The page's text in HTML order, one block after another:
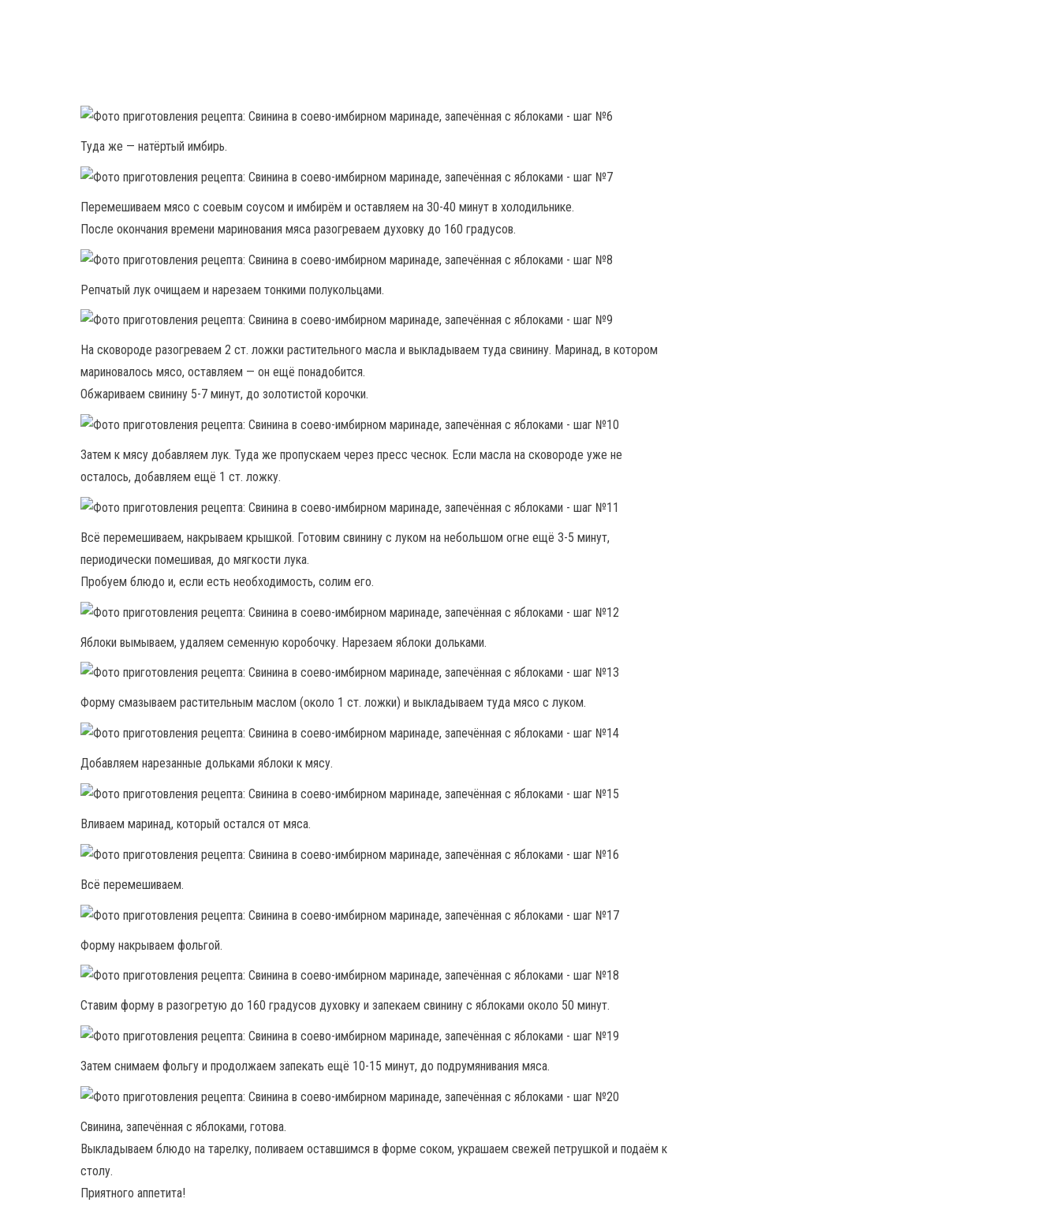
Туда же — натёртый имбирь.
Перемешиваем мясо с соевым соусом и имбирём и оставляем на 30-40 минут в холодильнике.
После окончания времени маринования мяса разогреваем духовку до 160 градусов.
Репчатый лук очищаем и нарезаем тонкими полукольцами.
На сковороде разогреваем 2 ст. ложки растительного масла и выкладываем туда свинину. Маринад, в котором
мариновалось мясо, оставляем — он ещё понадобится.
Обжариваем свинину 5-7 минут, до золотистой корочки.
Затем к мясу добавляем лук. Туда же пропускаем через пресс чеснок. Если масла на сковороде уже не
осталось, добавляем ещё 1 ст. ложку.
Всё перемешиваем, накрываем крышкой. Готовим свинину с луком на небольшом огне ещё 3-5 минут,
периодически помешивая, до мягкости лука.
Пробуем блюдо и, если есть необходимость, солим его.
Яблоки вымываем, удаляем семенную коробочку. Нарезаем яблоки дольками.
Форму смазываем растительным маслом (около 1 ст. ложки) и выкладываем туда мясо с луком.
Добавляем нарезанные дольками яблоки к мясу.
Вливаем маринад, который остался от мяса.
Всё перемешиваем.
Форму накрываем фольгой.
Ставим форму в разогретую до 160 градусов духовку и запекаем свинину с яблоками около 50 минут.
Затем снимаем фольгу и продолжаем запекать ещё 10-15 минут, до подрумянивания мяса.
Свинина, запечённая с яблоками, готова.
Выкладываем блюдо на тарелку, поливаем оставшимся в форме соком, украшаем свежей петрушкой и подаём к
столу.
Приятного аппетита!